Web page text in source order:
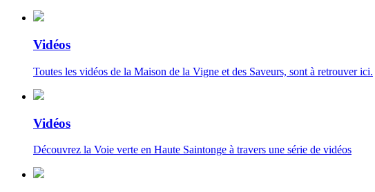
Vidéos
Toutes les vidéos de la Maison de la Vigne et des Saveurs, sont à retrouver ici.
Vidéos
Découvrez la Voie verte en Haute Saintonge à travers une série de vidéos